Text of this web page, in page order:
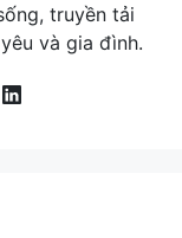
truyền tải
và gia đình.